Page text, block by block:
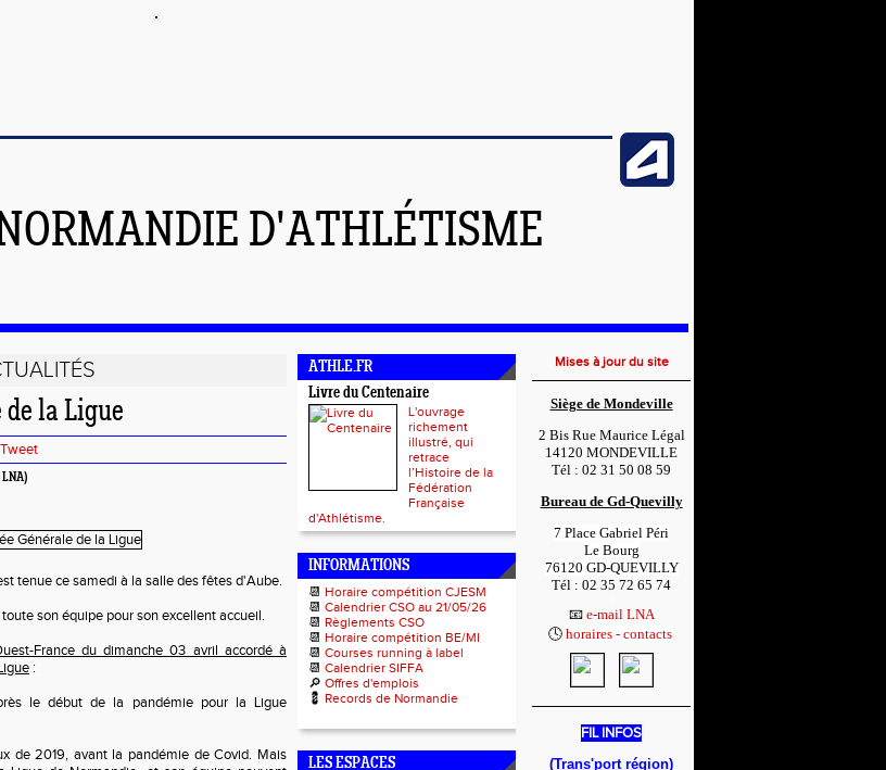
D'ATHLÉTISME
la Ligue
Tweet
LNA)
tenue ce samedi à la salle des fêtes d'Aube.
son équipe pour son excellent accueil.
France du dimanche 03 avril accordé à
:
le début de la pandémie pour la Ligue
de 2019, avant la pandémie de Covid. Mais
ATHLE.FR
Livre du Centenaire
L'ouvrage
richement
illustré, qui
retrace
l’Histoire de la
Fédération
Française
d'Athlétisme.
INFORMATIONS
📆 Horaire compétition CJESM
📆 Calendrier CSO au 21/05/26
📆 Règlements CSO
📆 Horaire compétition BE/MI
📆 Courses running à label
📆 Calendrier SIFFA
🔎 Offres d'emplois
💈 Records de Normandie
LES ESPACES
Mises à jour du site
Siège de Mondeville
2 Bis Rue Maurice Légal
14120 MONDEVILLE
Tél : 02 31 50 08 59
Bureau de Gd-Quevilly
7 Place Gabriel Péri
Le Bourg
76120 GD-QUEVILLY
Tél : 02 35 72 65 74
📧 e-mail LNA
🕓 horaires - contacts1
FIL INFOS
(Trans'port région)